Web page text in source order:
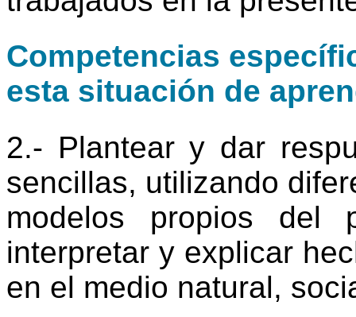
Competencias
esta situación de
2.- Plantear y dar
sencillas, utilizando
modelos propios del
interpretar y explicar
en el medio natural,